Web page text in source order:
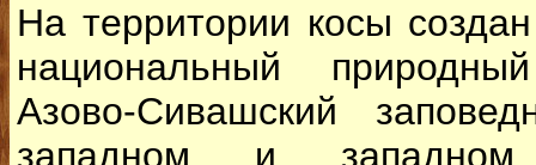
На территории косы
национальный
Азово-Сивашский
западном и